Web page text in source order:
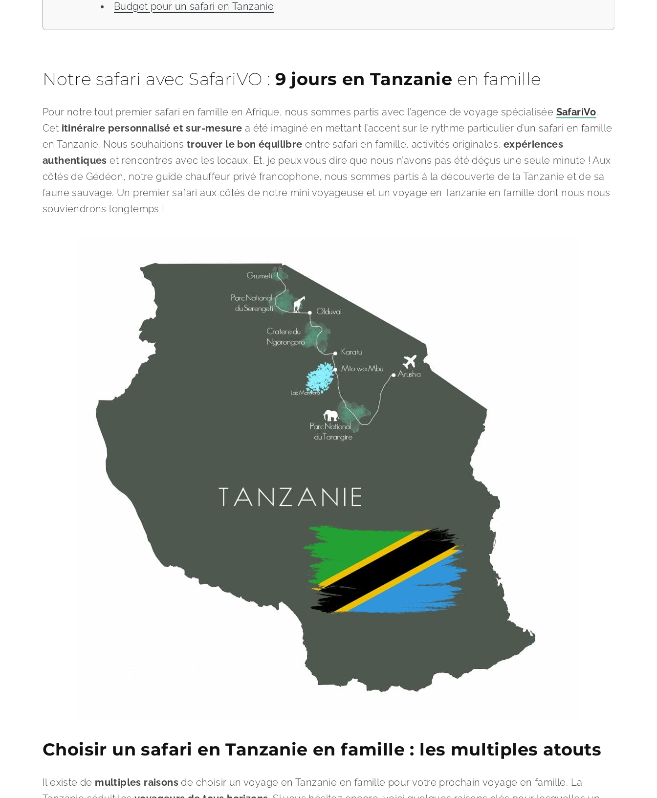
Budget pour un safari en Tanzanie
Notre safari avec SafariVO : 9 jours en Tanzanie en famille
Pour notre tout premier safari en famille en Afrique, nous sommes partis avec l’agence de voyage spécialisée SafariVo.
Cet itinéraire personnalisé et sur-mesure a été imaginé en mettant l’accent sur le rythme particulier d’un safari en famille
en Tanzanie. Nous souhaitions trouver le bon équilibre entre safari en famille, activités originales, expériences
authentiques et rencontres avec les locaux. Et, je peux vous dire que nous n’avons pas été déçus une seule minute ! Aux
côtés de Gédéon, notre guide chauffeur privé francophone, nous sommes partis à la découverte de la Tanzanie et de sa
faune sauvage. Un premier safari aux côtés de notre mini voyageuse et un voyage en Tanzanie en famille dont nous nous
souviendrons longtemps !
Choisir un safari en Tanzanie en famille : les multiples atouts
Il existe de multiples raisons de choisir un voyage en Tanzanie en famille pour votre prochain voyage en famille. La